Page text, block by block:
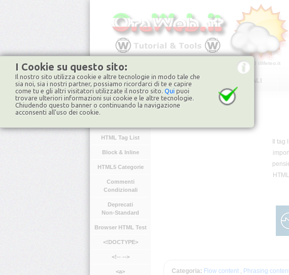
©2026 ilMeteo.it
HOME FORUM NOTE LEGALI
HTML
HTML Tag List
Block & Inline
HTML5 Categorie
Commenti
Condizionali
Deprecati
Non-Standard
Browser HTML Test
<!DOCTYPE>
<!-- -->
<a>
Il
Categoria: Flow content , Phrasing
I Cookie su questo sito:
Il nostro sito utilizza cookie e altre tecnologie in modo tale che
sia noi, sia i nostri partner, possiamo ricordarci di te e capire
come tu e gli altri visitatori utilizzate il nostro sito. Qui puoi
trovare ulteriori informazioni sui cookie e le altre tecnologie.
Chiudendo questo banner o continuando la navigazione
acconsenti all'uso dei cookie.